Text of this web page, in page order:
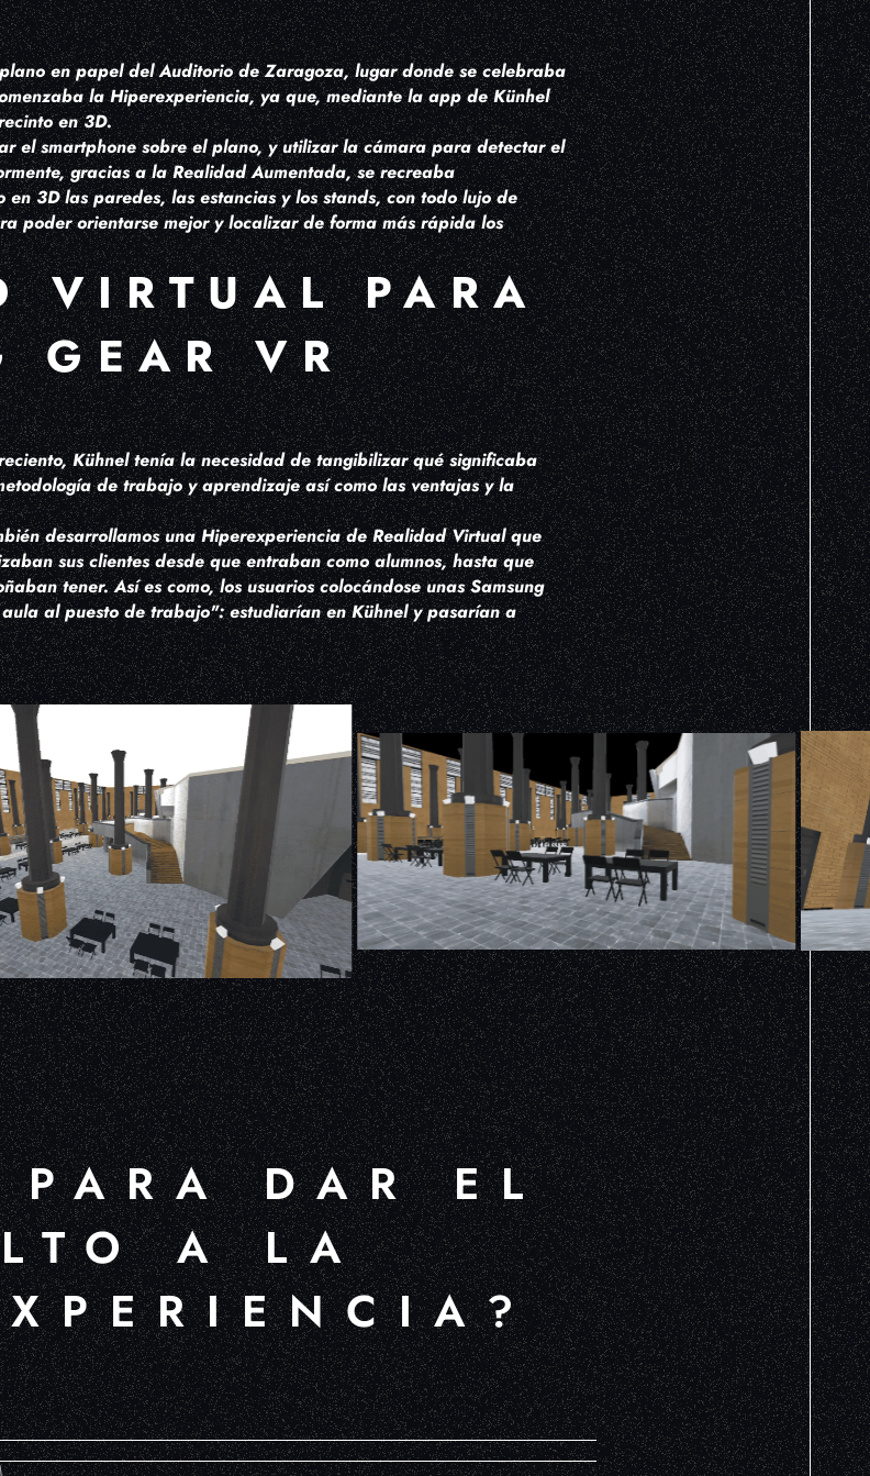
en papel del Auditorio de Zaragoza, lugar donde se celebraba
la Hiperexperiencia, ya que, mediante la app de Künhel
en 3D.
el smartphone sobre el plano, y utilizar la cámara para detectar el
gracias a la Realidad Aumentada, se recreaba
3D las paredes, las estancias y los stands, con todo lujo de
poder orientarse mejor y localizar de forma más rápida los
VIRTUAL PARA
GEAR VR
Kühnel tenía la necesidad de tangibilizar qué significaba
de trabajo y aprendizaje así como las ventajas y la
desarrollamos una Hiperexperiencia de Realidad Virtual que
sus clientes desde que entraban como alumnos, hasta que
tener. Así es como, los usuarios colocándose unas Samsung
al puesto de trabajo": estudiarían en Kühnel y pasarían a
DAR EL
A LA